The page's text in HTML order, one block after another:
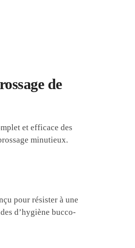
de
et efficace des
minutieux.
pour résister à une
d’hygiène bucco-